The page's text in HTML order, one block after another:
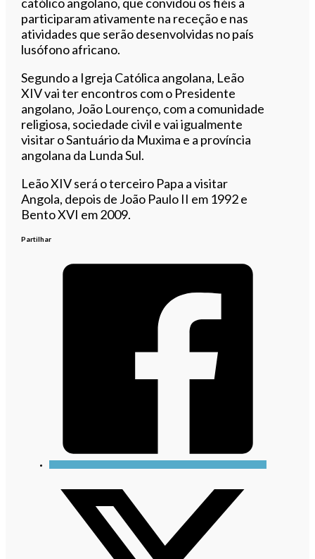
participaram ativamente na receção e nas
atividades que serão desenvolvidas no país
lusófono africano.
Segundo a Igreja Católica angolana, Leão
XIV vai ter encontros com o Presidente
angolano, João Lourenço, com a comunidade
religiosa, sociedade civil e vai igualmente
visitar o Santuário da Muxima e a província
angolana da Lunda Sul.
Leão XIV será o terceiro Papa a visitar
Angola, depois de João Paulo II em 1992 e
Bento XVI em 2009.
Partilhar